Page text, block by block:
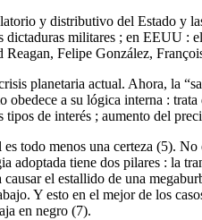
y distributivo del Estado y
militares ; en EEUU :
Reagan, Felipe González,
planetaria actual. Ahora, la
a su lógica interna :
de interés ; aumento del
todo menos una certeza (5).
adoptada tiene dos pilares : la
el estallido de una
Y esto en el mejor de los
en negro (7).